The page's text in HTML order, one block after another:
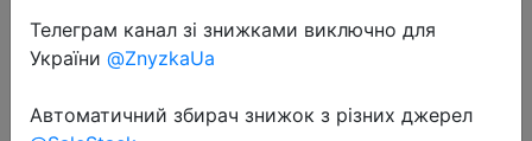
Перейти до магазину
#Gearbest
Телеграм канал зі знижками виключно для
України @ZnyzkaUa
Автоматичний збирач знижок з різних джерел